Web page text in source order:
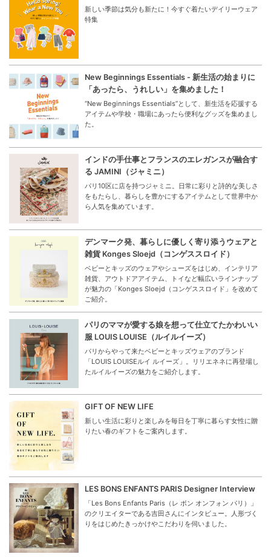
新しい季節は気分も新たに！今すぐ着たいデイリーウェア
特集
New Beginnings Essentials - 新生活の始まりに
「あったら、うれしい」を集めました！
“New Beginnings Essentials”として、新生活を応援する
アイテムや学校・職場にあったら便利なグッズを集めまし
た。
インドの手仕事とフランスのエレガンスが融合す
る JAMINI（ジャミニ）
パリ10区に店を持つジャミニ。日常に彩りと詩的な美しさ
をもたらし、暮らしを豊かにするアイテムとして世界中か
ら人気を集めています。
デンマーク発、暮らしに優しく寄り添うウェアと
雑貨 Konges Sloejd（コンゲススロイド）
ベビーとキッズのウェアやシューズをはじめ、インテリア
雑貨、アウトドアアイテム、トイなど幅広いラインナップ
が魅力の「Konges Sloejd（コンゲススロイド」を改めて
ご紹介。
パリのママが愛する娘を想って仕立てたかわいい
服 LOUIS LOUISE（ルイルイーズ）
パリからやって来たベビーとキッズウェアのブランド
「LOUIS LOUISEルイ ルイーズ」。リリエネネに再登場し
たルイルイーズの魅力をご紹介します。
GIFT OF NEW LIFE
新しい生活に彩りと楽しみを毎日を丁寧に暮らす女性に贈
りたい春のギフトをご案内します。
LES BONS ENFANTS PARIS Designer Interview
「Les Bons Enfants Paris（レ ボン オンフォン パリ）」
のクリエイターである吉田さんにインタビュー。人形づく
りをはじめたきっかけやこだわりを伺いました。